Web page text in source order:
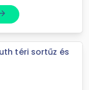
téri sortűz és